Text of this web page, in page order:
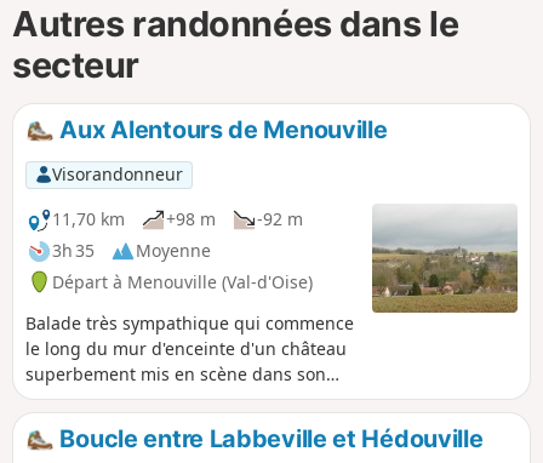
Autres randonnées dans le
secteur
Aux Alentours de Menouville
Visorandonneur
11,70 km
+98 m
-92 m
3h 35
Moyenne
Départ à Menouville (Val-d'Oise)
Balade très sympathique qui commence
le long du mur d'enceinte d'un château
superbement mis en scène dans son
parc. La promenade rencontre le
hameau d'Héréville aux belles maisons
et au calme charmant. Si le circuit se
Boucle entre Labbeville et Hédouville